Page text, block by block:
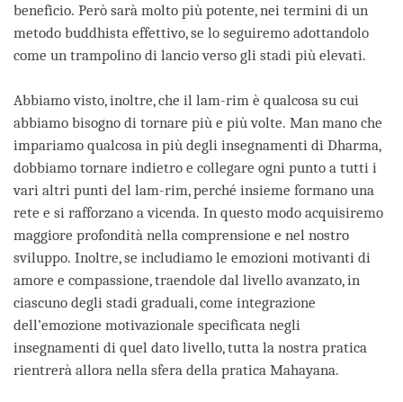
beneficio. Però sarà molto più potente, nei termini di un
metodo buddhista effettivo, se lo seguiremo adottandolo
come un trampolino di lancio verso gli stadi più elevati.
Abbiamo visto, inoltre, che il lam-rim è qualcosa su cui
abbiamo bisogno di tornare più e più volte. Man mano che
impariamo qualcosa in più degli insegnamenti di Dharma,
dobbiamo tornare indietro e collegare ogni punto a tutti i
vari altri punti del lam-rim, perché insieme formano una
rete e si rafforzano a vicenda. In questo modo acquisiremo
maggiore profondità nella comprensione e nel nostro
sviluppo. Inoltre, se includiamo le emozioni motivanti di
amore e compassione, traendole dal livello avanzato, in
ciascuno degli stadi graduali, come integrazione
dell’emozione motivazionale specificata negli
insegnamenti di quel dato livello, tutta la nostra pratica
rientrerà allora nella sfera della pratica Mahayana.